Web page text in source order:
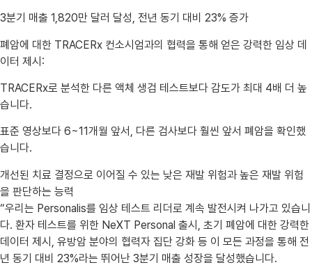
3분기 매출 1,820만 달러 달성, 전년 동기 대비 23% 증가
폐암에 대한 TRACERx 컨소시엄과의 협력을 통해 얻은 강력한 임상 데
이터 제시:
TRACERx로 분석한 다른 액체 생검 테스트보다 감도가 최대 4배 더 높
습니다.
표준 영상보다 6~11개월 앞서, 다른 검사보다 훨씬 앞서 폐암을 확인했
습니다.
개선된 치료 결정으로 이어질 수 있는 낮은 재발 위험과 높은 재발 위험
을 판단하는 능력
“우리는 Personalis를 임상 테스트 리더로 계속 발전시켜 나가고 있습니
다. 환자 테스트를 위한 NeXT Personal 출시, 초기 폐암에 대한 강력한
데이터 제시, 유방암 분야의 협력자 집단 강화 등 이 모든 과정을 통해 전
년 동기 대비 23%라는 뛰어난 3분기 매출 성장을 달성했습니다.